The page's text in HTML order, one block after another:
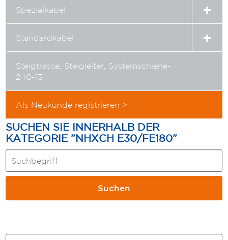
SUCHEN SIE INNERHALB DER
KATEGORIE "NHXCH E30/FE180"
innerhalb
der
Suchen
Spezialkabel
Standardkabel
Steigtrasse, Steigleiter, Systemschiene-
240-13
Als Neukunde registrieren >